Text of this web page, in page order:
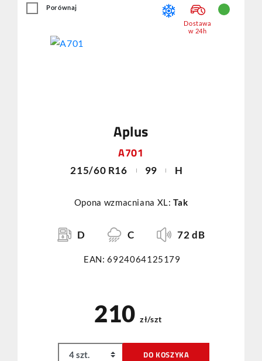
Aplus
A701
215/60 R16 99 H
Opona wzmacniana XL:Tak
D C 72 dB
EAN: 6924064125179
Porównaj
Dostawa
w 24h
210 zł/szt
DO KOSZYKA